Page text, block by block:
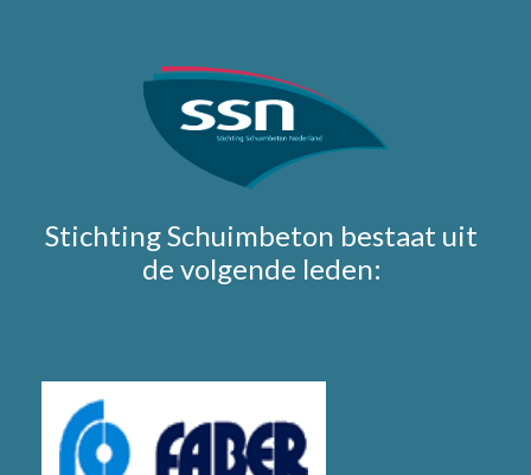
Stichting Schuimbeton bestaat uit
de volgende leden: